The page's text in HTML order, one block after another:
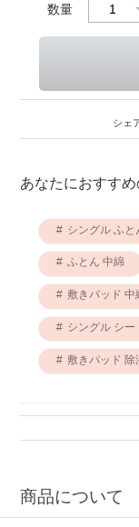
数量
シェ
あなたにおすす
シングル ふと
ふとん 中綿
敷きパッド 中
シングル シー
敷きパッド 除
商品について